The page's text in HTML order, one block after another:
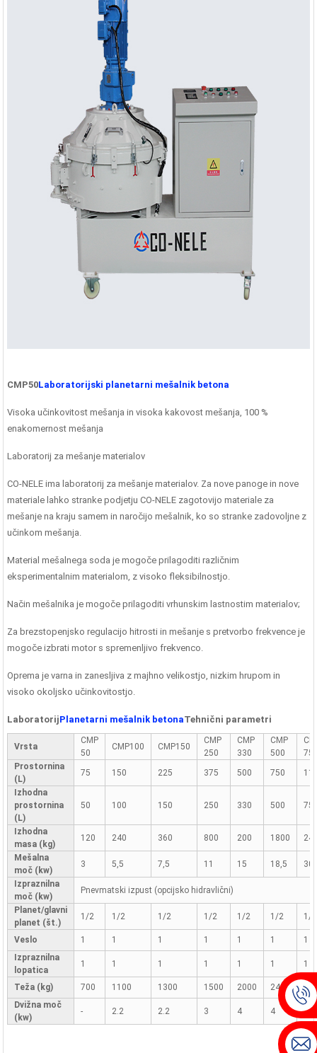
CMP50Laboratorijski planetarni mešalnik betona
Visoka učinkovitost mešanja in visoka kakovost mešanja, 100 %
enakomernost mešanja
Laboratorij za mešanje materialov
CO-NELE ima laboratorij za mešanje materialov. Za nove panoge in nove
materiale lahko stranke podjetju CO-NELE zagotovijo materiale za
mešanje na kraju samem in naročijo mešalnik, ko so stranke zadovoljne z
učinkom mešanja.
Material mešalnega soda je mogoče prilagoditi različnim
eksperimentalnim materialom, z visoko fleksibilnostjo.
Način mešalnika je mogoče prilagoditi vrhunskim lastnostim materialov;
Za brezstopenjsko regulacijo hitrosti in mešanje s pretvorbo frekvence je
mogoče izbrati motor s spremenljivo frekvenco.
Oprema je varna in zanesljiva z majhno velikostjo, nizkim hrupom in
visoko okoljsko učinkovitostjo.
LaboratorijPlanetarni mešalnik betonaTehnični parametri
Vrsta
CMP
50
CMP100 CMP150
CMP
250
CMP
330
CMP
500
Prostornina
(L)
75 150 225 375 500 750
Izhodna
prostornina
(L)
50 100 150 250 330 500
Izhodna
masa (kg)
120 240 360 800 200 1800
Mešalna
moč (kw)
3 5,5 7,5 11 15 18,5
30
Izpraznilna
moč (kw)
Pnevmatski izpust (opcijsko hidravlični)
Planet/glavni
planet (št.)
1/2 1/2 1/2 1/2 1/2 1/2 1/3
Veslo 1 1 1 1 1 1
1
Izpraznilna
lopatica
1 1 1 1 1 1 1
Teža (kg) 700 1100 1300 1500 2000 2400
Dvižna moč
(kw)
- 2.2 2.2 3 4 4 7,5